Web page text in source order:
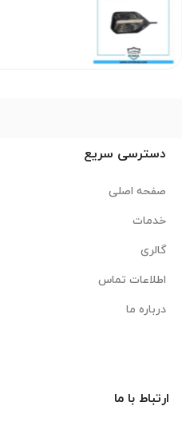
دسترسی سریع
صفحه اصلی
خدمات
گالری
اطلاعات تماس
درباره ما
ارتباط با ما